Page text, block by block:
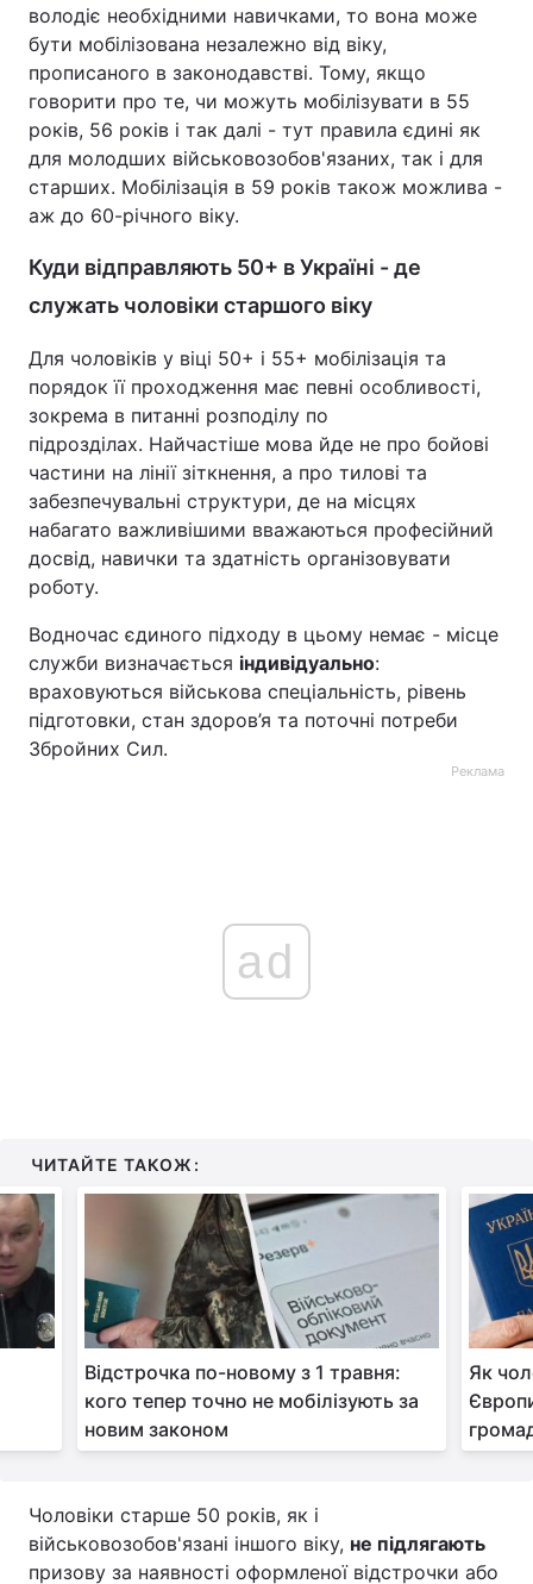
володіє необхідними навичками, то вона може
бути мобілізована незалежно від віку,
прописаного в законодавстві. Тому, якщо
говорити про те, чи можуть мобілізувати в 55
років, 56 років і так далі - тут правила єдині як
для молодших військовозобов'язаних, так і для
старших. Мобілізація в 59 років також можлива -
аж до 60-річного віку.
Куди відправляють 50+ в Україні - де
служать чоловіки старшого віку
Для чоловіків у віці 50+ і 55+ мобілізація та
порядок її проходження має певні особливості,
зокрема в питанні розподілу по
підрозділах. Найчастіше мова йде не про бойові
частини на лінії зіткнення, а про тилові та
забезпечувальні структури, де на місцях
набагато важливішими вважаються професійний
досвід, навички та здатність організовувати
роботу.
Водночас єдиного підходу в цьому немає - місце
служби визначається індивідуально:
враховуються військова спеціальність, рівень
підготовки, стан здоров’я та поточні потреби
Збройних Сил.
Реклама
ad
ЧИТАЙТЕ ТАКОЖ:
Відстрочка по-новому з 1 травня:
кого тепер точно не мобілізують за
новим законом
Як
Чоловіки старше 50 років, як і
військовозобов'язані іншого віку, не підлягають
призову за наявності оформленої відстрочки або